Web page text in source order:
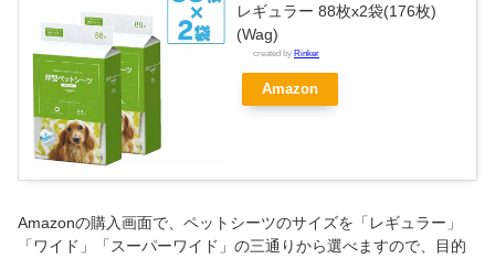
レギュラー 88枚x2袋(176枚)
(Wag)
created by Rinker
Amazon
Amazonの購入画面で、ペットシーツのサイズを「レギュラー」
「ワイド」「スーパーワイド」の三通りから選べますので、目的